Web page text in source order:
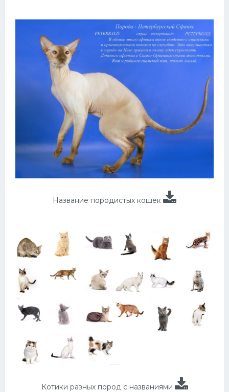
Название породистых кошек
Котики разных пород с названиями